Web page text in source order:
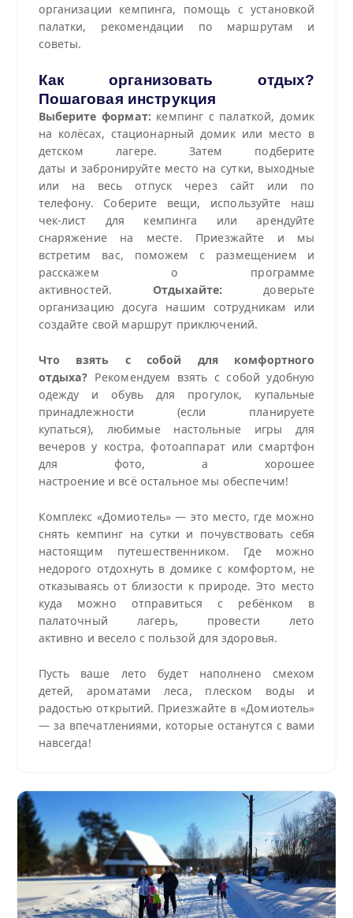
организации кемпинга, помощь с установкой
палатки, рекомендации по маршрутам и
советы.
Как организовать отдых?
Пошаговая инструкция
Выберите формат: кемпинг с палаткой, домик
на колёсах, стационарный домик или место в
детском лагере. Затем подберите
даты и забронируйте место на сутки, выходные
или на весь отпуск через сайт или по
телефону. Соберите вещи, используйте наш
чек‑лист для кемпинга или арендуйте
снаряжение на месте. Приезжайте и мы
встретим вас, поможем с размещением и
расскажем о программе
активностей. Отдыхайте: доверьте
организацию досуга нашим сотрудникам или
создайте свой маршрут приключений.
Что взять с собой для комфортного
отдыха? Рекомендуем взять с собой удобную
одежду и обувь для прогулок, купальные
принадлежности (если планируете
купаться), любимые настольные игры для
вечеров у костра, фотоаппарат или смартфон
для фото, а хорошее
настроение и всё остальное мы обеспечим!
Комплекс «Домиотель» — это место, где можно
снять кемпинг на сутки и почувствовать себя
настоящим путешественником. Где можно
недорого отдохнуть в домике с комфортом, не
отказываясь от близости к природе. Это место
куда можно отправиться с ребёнком в
палаточный лагерь, провести лето
активно и весело с пользой для здоровья.
Пусть ваше лето будет наполнено смехом
детей, ароматами леса, плеском воды и
радостью открытий. Приезжайте в «Домиотель»
— за впечатлениями, которые останутся с вами
навсегда!